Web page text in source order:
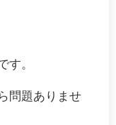
す。
問題ありませ